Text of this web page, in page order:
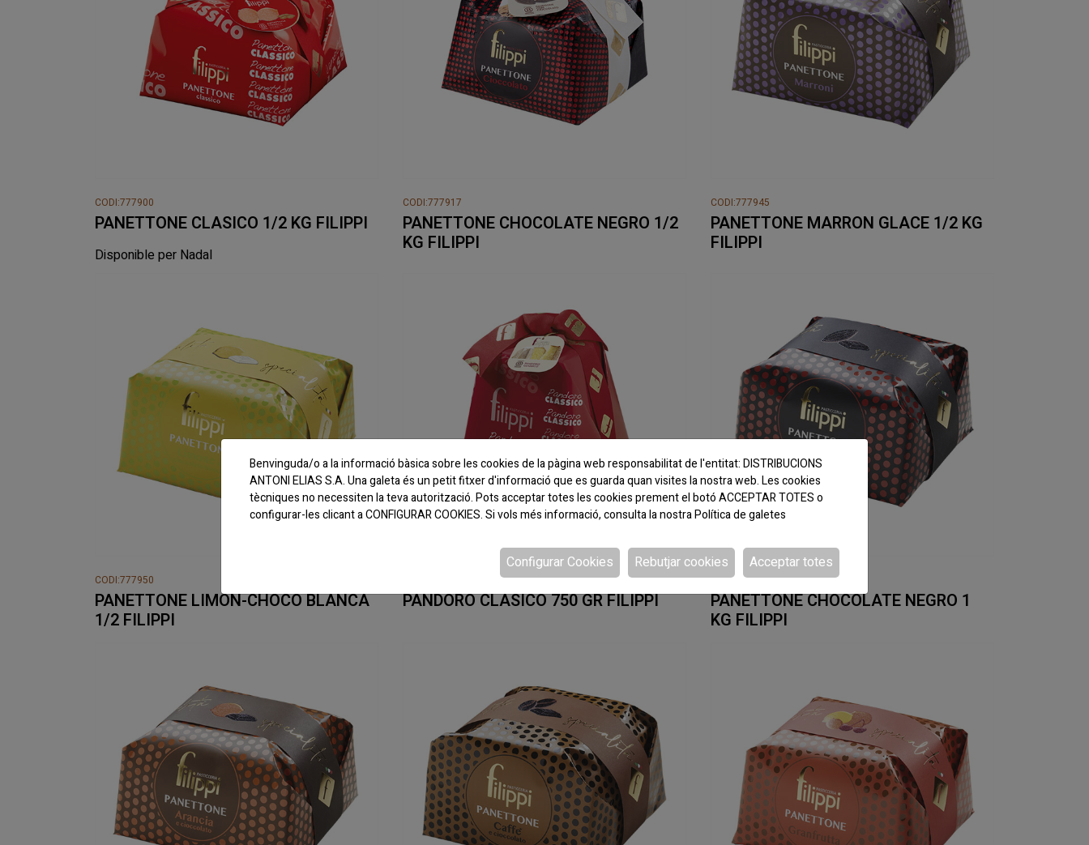
CODI:777900
PANETTONE CLASICO 1/2 KG FILIPPI
Disponible per Nadal
CODI:777917
PANETTONE CHOCOLATE NEGRO 1/2
KG FILIPPI
CODI:777945
PANETTONE MARRON GLACE 1/2 KG
FILIPPI
CODI:777950
PANETTONE LIMON-CHOCO BLANCA
1/2 FILIPPI
PANDORO CLASICO 750 GR FILIPPI
CODI:777918
PANETTONE CHOCOLATE NEGRO 1
KG FILIPPI
Benvinguda/o a la informació bàsica sobre les cookies de la pàgina web responsabilitat de l'entitat: DISTRIBUCIONS
ANTONI ELIAS S.A. Una galeta és un petit fitxer d'informació que es guarda quan visites la nostra web. Les cookies
tècniques no necessiten la teva autorització. Pots acceptar totes les cookies prement el botó ACCEPTAR TOTES o
configurar-les clicant a CONFIGURAR COOKIES. Si vols més informació, consulta la nostraPolítica de galetes
Acceptar totes
Rebutjar cookies
Configurar Cookies